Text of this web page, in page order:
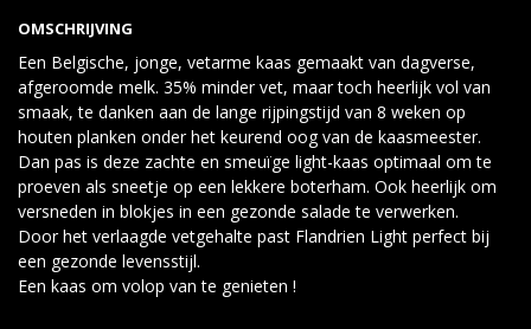
OMSCHRIJVING
Een Belgische, jonge, vetarme kaas gemaakt van dagverse,
afgeroomde melk. 35% minder vet, maar toch heerlijk vol van
smaak, te danken aan de lange rijpingstijd van 8 weken op
houten planken onder het keurend oog van de kaasmeester.
Dan pas is deze zachte en smeuïge light-kaas optimaal om te
proeven als sneetje op een lekkere boterham. Ook heerlijk om
versneden in blokjes in een gezonde salade te verwerken.
Door het verlaagde vetgehalte past Flandrien Light perfect bij
een gezonde levensstijl.
Een kaas om volop van te genieten !